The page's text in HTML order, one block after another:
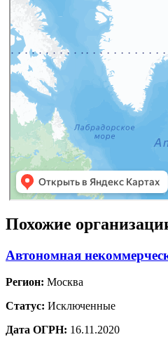
Похожие
Автономная
Регион: Москва
Статус: Исключенные
Дата ОГРН: 16.11.2020